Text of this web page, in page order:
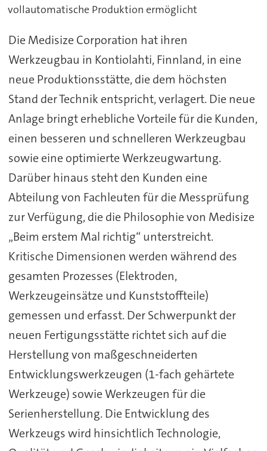
vollautomatische Produktion ermöglicht
Die Medisize Corporation hat ihren
Werkzeugbau in Kontiolahti, Finnland, in eine
neue Produktionsstätte, die dem höchsten
Stand der Technik entspricht, verlagert. Die neue
Anlage bringt erhebliche Vorteile für die Kunden,
einen besseren und schnelleren Werkzeugbau
sowie eine optimierte Werkzeugwartung.
Darüber hinaus steht den Kunden eine
Abteilung von Fachleuten für die Messprüfung
zur Verfügung, die die Philosophie von Medisize
„Beim erstem Mal richtig“ unterstreicht.
Kritische Dimensionen werden während des
gesamten Prozesses (Elektroden,
Werkzeugeinsätze und Kunststoffteile)
gemessen und erfasst. Der Schwerpunkt der
neuen Fertigungsstätte richtet sich auf die
Herstellung von maßgeschneiderten
Entwicklungswerkzeugen (1-fach gehärtete
Werkzeuge) sowie Werkzeugen für die
Serienherstellung. Die Entwicklung des
Werkzeugs wird hinsichtlich Technologie,